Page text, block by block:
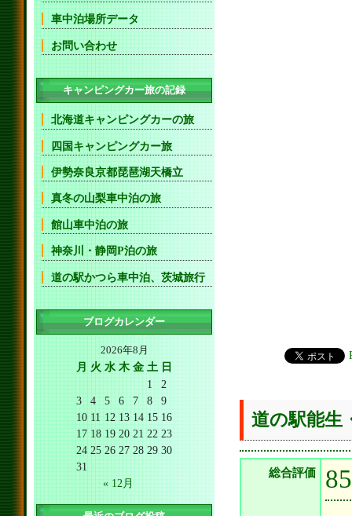
道の駅能生
総合評価
車中泊場所データ
お問い合わせ
キャンピングカー旅の記録
北海道キャンピングカーの旅
四国キャンピングカー旅
伊勢奈良京都琵琶湖天橋立
真冬の山梨車中泊の旅
館山車中泊の旅
神奈川・静岡P泊の旅
道の駅かつら車中泊、茨城旅行
ブログカレンダー
2026年8月
月 火 水 木 金 土 日
1
2
3
4 5 6 7 8
9
10 11 12 13 14 15 16
17 18 19 20 21 22 23
24 25 26 27 28 29 30
31
« 12月